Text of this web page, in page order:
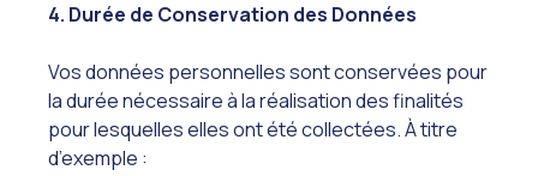
4. Durée de Conservation des Données
Vos données personnelles sont conservées pour
la durée nécessaire à la réalisation des finalités
pour lesquelles elles ont été collectées. À titre
d’exemple :